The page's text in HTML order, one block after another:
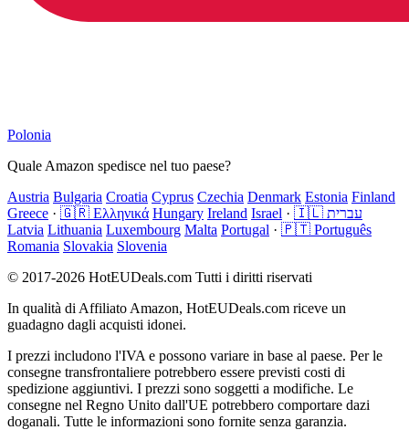
Polonia
Quale Amazon spedisce nel tuo paese?
Austria Bulgaria Croatia Cyprus Czechia Denmark Estonia Finland
Greece · 🇬🇷 Ελληνικά Hungary Ireland Israel ·
🇮🇱 עברית
Latvia Lithuania Luxembourg Malta Portugal · 🇵🇹 Português
Romania Slovakia Slovenia
© 2017-2026 HotEUDeals.com Tutti i diritti riservati
In qualità di Affiliato Amazon, HotEUDeals.com riceve un
guadagno dagli acquisti idonei.
I prezzi includono l'IVA e possono variare in base al paese. Per le
consegne transfrontaliere potrebbero essere previsti costi di
spedizione aggiuntivi. I prezzi sono soggetti a modifiche. Le
consegne nel Regno Unito dall'UE potrebbero comportare dazi
doganali. Tutte le informazioni sono fornite senza garanzia.